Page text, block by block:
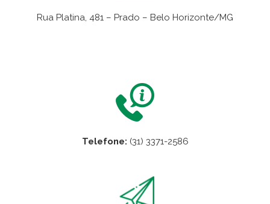
Rua Platina, 481 – Prado – Belo Horizonte/MG
Telefone: (31) 3371-2586